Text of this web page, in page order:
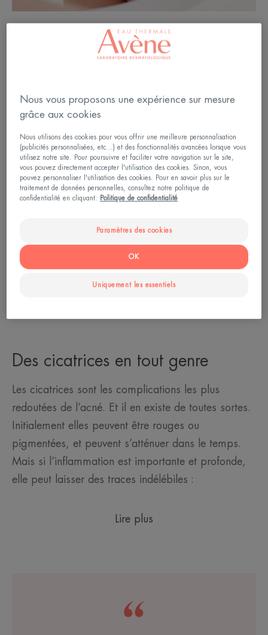
Des cicatrices en tout genre
Les cicatrices sont les complications les plus
redoutées de l’acné. Et il en existe de toutes sortes.
Initialement elles peuvent être rouges ou
pigmentées, et peuvent s’atténuer dans le temps.
Mais si l’inflammation est importante et profonde,
elle peut laisser des traces indélébiles :
Lire plus
Nous vous proposons une expérience sur mesure
grâce aux cookies
Nous utilisons des cookies pour vous offrir une meilleure personnalisation
(publicités personnalisées, etc...) et des fonctionnalités avancées lorsque vous
utilisez notre site. Pour poursuivre et faciliter votre navigation sur le site,
vous pouvez directement accepter l'utilisation des cookies. Sinon, vous
pouvez personnaliser l'utilisation des cookies. Pour en savoir plus sur le
traitement de données personnelles, consultez notre politique de
confidentialité en cliquant:
Politique de confidentialité
Paramètres des cookies
Uniquement les essentiels
OK